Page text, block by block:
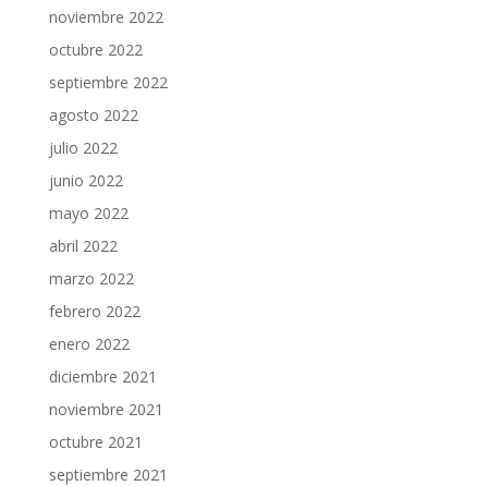
noviembre 2022
octubre 2022
septiembre 2022
agosto 2022
julio 2022
junio 2022
mayo 2022
abril 2022
marzo 2022
febrero 2022
enero 2022
diciembre 2021
noviembre 2021
octubre 2021
septiembre 2021